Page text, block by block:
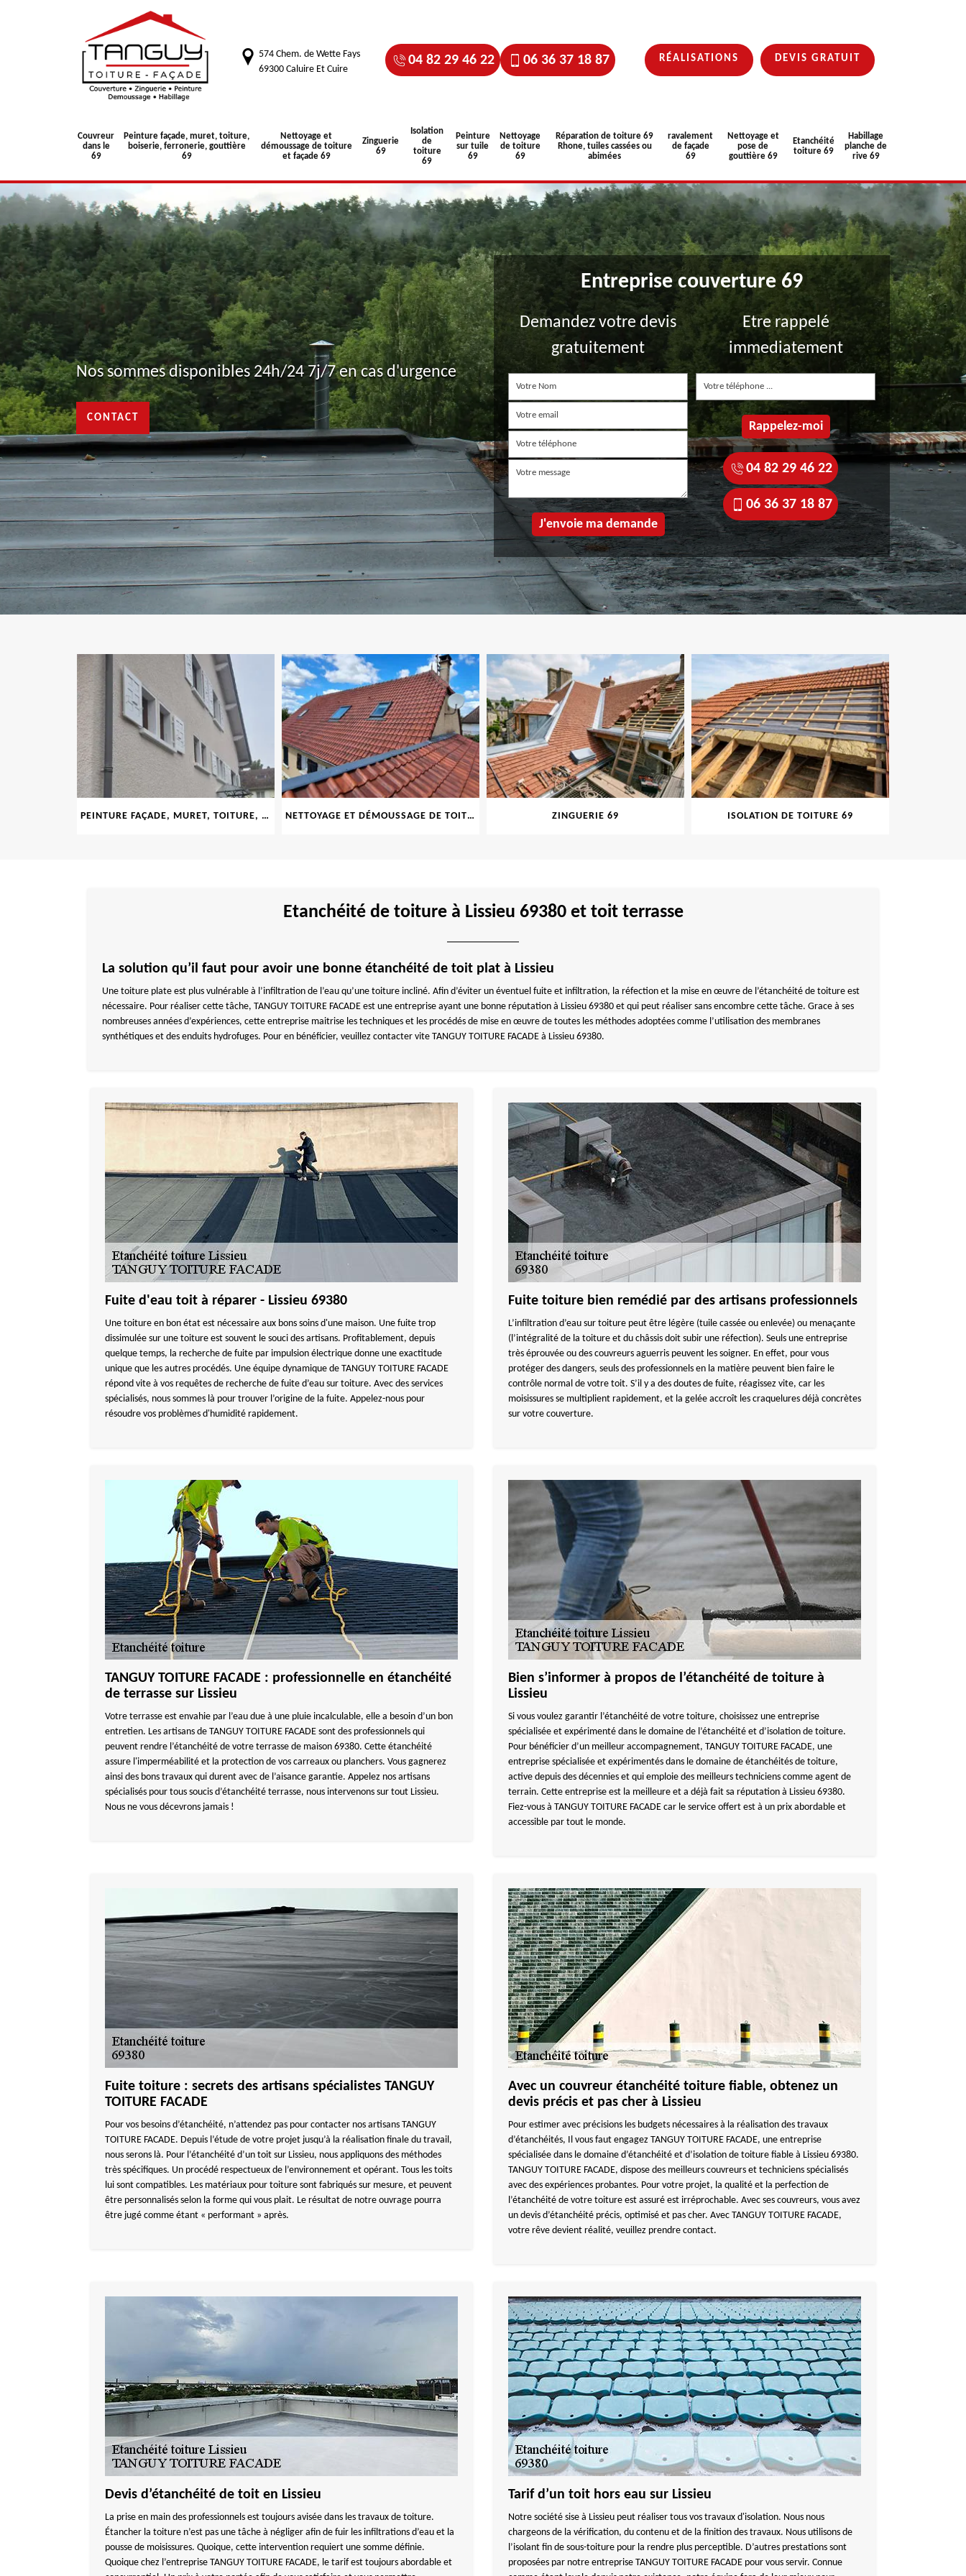
574 Chem. de Wette Fays
69300 Caluire Et Cuire
04 82 29 46 22 06 36 37 18 87 RÉALISATIONS DEVIS GRATUIT
Couvreur
dans le
69
Peinture façade, muret, toiture,
boiserie, ferronerie, gouttière
69
Nettoyage et
démoussage de toiture
et façade 69
Zinguerie
69
Isolation
de
toiture
69
Peinture
sur tuile
69
Nettoyage
de toiture
69
Réparation de toiture 69
Rhone, tuiles cassées ou
abimées
ravalement
de façade
69
Nettoyage et
pose de
gouttière 69
Etanchéité
toiture 69
Habillage
planche de
rive 69
Nos sommes disponibles 24h/24 7j/7 en cas d'urgence
CONTACT
Entreprise couverture 69
Demandez votre devis
gratuitement
Etre rappelé
immediatement
04 82 29 46 22
06 36 37 18 87
PEINTURE FAÇADE, MURET, TOITURE, BOISERIE, FERRONERIE, GOUTTIÈRE 69 NETTOYAGE ET DÉMOUSSAGE DE TOITURE ET FAÇADE 69 ZINGUERIE 69 ISOLATION DE TOITURE 69
Etanchéité de toiture à Lissieu 69380 et toit terrasse
La solution qu’il faut pour avoir une bonne étanchéité de toit plat à Lissieu
Une toiture plate est plus vulnérable à l’infiltration de l’eau qu’une toiture incliné. Afin d’éviter un éventuel fuite et infiltration, la réfection et la mise en œuvre de l’étanchéité de toiture est
nécessaire. Pour réaliser cette tâche, TANGUY TOITURE FACADE est une entreprise ayant une bonne réputation à Lissieu 69380 et qui peut réaliser sans encombre cette tâche. Grace à ses
nombreuses années d’expériences, cette entreprise maitrise les techniques et les procédés de mise en œuvre de toutes les méthodes adoptées comme l’utilisation des membranes
synthétiques et des enduits hydrofuges. Pour en bénéficier, veuillez contacter vite TANGUY TOITURE FACADE à Lissieu 69380.
Fuite d'eau toit à réparer - Lissieu 69380
Une toiture en bon état est nécessaire aux bons soins d'une maison. Une fuite trop
dissimulée sur une toiture est souvent le souci des artisans. Profitablement, depuis
quelque temps, la recherche de fuite par impulsion électrique donne une exactitude
unique que les autres procédés. Une équipe dynamique de TANGUY TOITURE FACADE
répond vite à vos requêtes de recherche de fuite d’eau sur toiture. Avec des services
spécialisés, nous sommes là pour trouver l’origine de la fuite. Appelez-nous pour
résoudre vos problèmes d'humidité rapidement.
Fuite toiture bien remédié par des artisans professionnels
L’infiltration d’eau sur toiture peut être légère (tuile cassée ou enlevée) ou menaçante
(l’intégralité de la toiture et du châssis doit subir une réfection). Seuls une entreprise
très éprouvée ou des couvreurs aguerris peuvent les soigner. En effet, pour vous
protéger des dangers, seuls des professionnels en la matière peuvent bien faire le
contrôle normal de votre toit. S’il y a des doutes de fuite, réagissez vite, car les
moisissures se multiplient rapidement, et la gelée accroît les craquelures déjà concrètes
sur votre couverture.
TANGUY TOITURE FACADE : professionnelle en étanchéité
de terrasse sur Lissieu
Votre terrasse est envahie par l’eau due à une pluie incalculable, elle a besoin d’un bon
entretien. Les artisans de TANGUY TOITURE FACADE sont des professionnels qui
peuvent rendre l’étanchéité de votre terrasse de maison 69380. Cette étanchéité
assure l'imperméabilité et la protection de vos carreaux ou planchers. Vous gagnerez
ainsi des bons travaux qui durent avec de l’aisance garantie. Appelez nos artisans
spécialisés pour tous soucis d’étanchéité terrasse, nous intervenons sur tout Lissieu.
Nous ne vous décevrons jamais !
Bien s’informer à propos de l’étanchéité de toiture à
Lissieu
Si vous voulez garantir l’étanchéité de votre toiture, choisissez une entreprise
spécialisée et expérimenté dans le domaine de l’étanchéité et d’isolation de toiture.
Pour bénéficier d’un meilleur accompagnement, TANGUY TOITURE FACADE, une
entreprise spécialisée et expérimentés dans le domaine de étanchéités de toiture,
active depuis des décennies et qui emploie des meilleurs techniciens comme agent de
terrain. Cette entreprise est la meilleure et a déjà fait sa réputation à Lissieu 69380.
Fiez-vous à TANGUY TOITURE FACADE car le service offert est à un prix abordable et
accessible par tout le monde.
Fuite toiture : secrets des artisans spécialistes TANGUY
TOITURE FACADE
Pour vos besoins d’étanchéité, n’attendez pas pour contacter nos artisans TANGUY
TOITURE FACADE. Depuis l’étude de votre projet jusqu’à la réalisation finale du travail,
nous serons là. Pour l’étanchéité d’un toit sur Lissieu, nous appliquons des méthodes
très spécifiques. Un procédé respectueux de l’environnement et opérant. Tous les toits
lui sont compatibles. Les matériaux pour toiture sont fabriqués sur mesure, et peuvent
être personnalisés selon la forme qui vous plait. Le résultat de notre ouvrage pourra
être jugé comme étant « performant » après.
Avec un couvreur étanchéité toiture fiable, obtenez un
devis précis et pas cher à Lissieu
Pour estimer avec précisions les budgets nécessaires à la réalisation des travaux
d’étanchéités, Il vous faut engagez TANGUY TOITURE FACADE, une entreprise
spécialisée dans le domaine d’étanchéité et d’isolation de toiture fiable à Lissieu 69380.
TANGUY TOITURE FACADE, dispose des meilleurs couvreurs et techniciens spécialisés
avec des expériences probantes. Pour votre projet, la qualité et la perfection de
l’étanchéité de votre toiture est assuré est irréprochable. Avec ses couvreurs, vous avez
un devis d’étanchéité précis, optimisé et pas cher. Avec TANGUY TOITURE FACADE,
votre rêve devient réalité, veuillez prendre contact.
Devis d’étanchéité de toit en Lissieu
La prise en main des professionnels est toujours avisée dans les travaux de toiture.
Étancher la toiture n’est pas une tâche à négliger afin de fuir les infiltrations d’eau et la
pousse de moisissures. Quoique, cette intervention requiert une somme définie.
Quoique chez l’entreprise TANGUY TOITURE FACADE, le tarif est toujours abordable et
Tarif d’un toit hors eau sur Lissieu
Notre société sise à Lissieu peut réaliser tous vos travaux d'isolation. Nous nous
chargeons de la vérification, du contenu et de la finition des travaux. Nous utilisons de
l’isolant fin de sous-toiture pour la rendre plus perceptible. D’autres prestations sont
proposées par notre entreprise TANGUY TOITURE FACADE pour vous servir. Connue